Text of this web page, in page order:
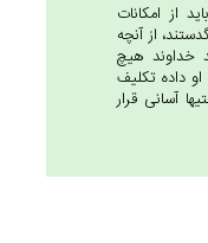
از امكانات
از آنچه
خداوند هيچ
داده تكليف
آسانى قرار